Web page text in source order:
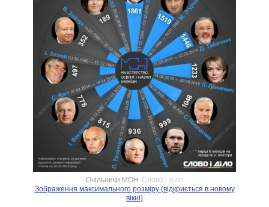
Очільники МОН Слово і діло
Зображення максимального розміру (відкриється в новому
вікні)